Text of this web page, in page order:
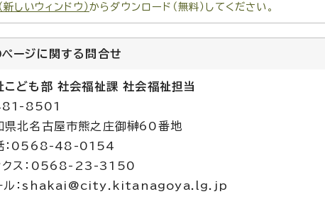
新しいウィンドウ）からダウンロード（無料）してください。
ページに関する 問合せ
こども部 社会福祉課 社会福祉担当
8501
県北名古屋市熊之庄御榊60番地
：0568-48-0154
クス：0568-23-3150
ル：shakai@city.kitanagoya.lg.jp